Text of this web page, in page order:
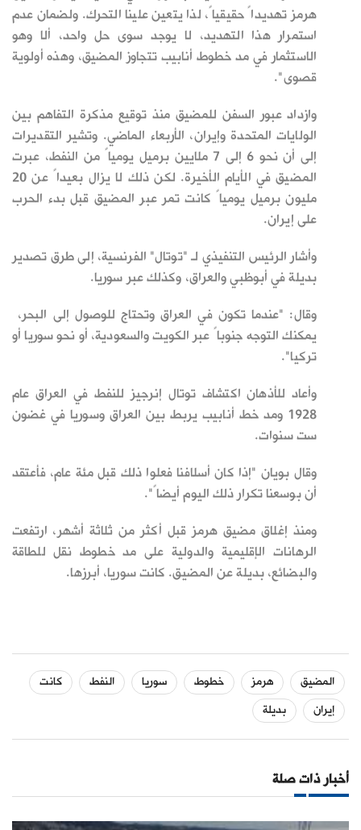
هرمز تهديداً حقيقياً، لذا يتعين علينا التحرك. ولضمان عدم
استمرارهذا التهديد، لا يوجد سوى حل واحد، ألا وهو
الاستثمار في مد خطوط أنابيب ‌تتجاوزالمضيق، وهذه أولوية
قصوى".
وازداد عبور السفن للمضيق منذ توقيع مذكرة التفاهم بين
الولايات المتحدة وإيران، الأربعاء الماضي. وتشير التقديرات
إلى أن نحو 6 إلى 7 ملايين برميل يومياً من النفط، عبرت
المضيق في الأيام الأخيرة. لكن ذلك لا يزال بعيداً عن 20
مليون برميل يومياً كانت تمر عبر المضيق قبل بدء الحرب
على إيران.
وأشار الرئيس التنفيذي لـ "توتال" الفرنسية، إلى طرق تصدير
بديلة في أبوظبي والعراق، وكذلك عبر سوريا.
وقال: "عندما تكون في العراق وتحتاج للوصول إلى البحر،
يمكنك التوجهجنوباً عبر الكويت والسعودية، أو نحو سوريا أو
تركيا".
وأعاد للأذهان اكتشاف توتال إنرجيز للنفط في العراق عام
1928 ومد خط أنابيب يربط بين العراق وسوريا في غضون
ست سنوات.
وقال بويان "إذا كان أسلافنا فعلوا ذلك قبلمئة عام، فأعتقد
أن بوسعنا تكرار ذلك اليوم أيضاً".
ومنذ إغلاق مضيق هرمز قبل أكثر من ثلاثة أشهر، ارتفعت
الرهانات الإقليمية والدولية على مد خطوط نقل للطاقة
والبضائع، بديلة عن المضيق. كانت سوريا، أبرزها.
المضيق هرمز خطوط سوريا النفط
كانت
إيران
بديلة
أخبار ذات صلة